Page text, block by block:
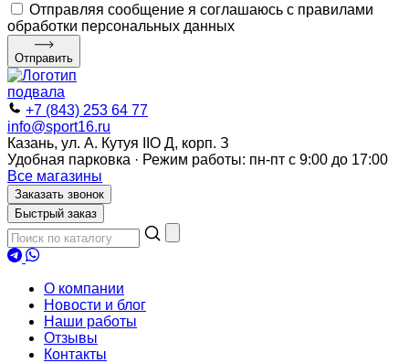
Отправляя сообщение я соглашаюсь с правилами
обработки персональных данных
Отправить
+7 (843) 253 64 77
info@sport16.ru
Казань, ул. А. Кутуя IIO Д, корп. З
Удобная парковка · Режим работы: пн-пт с 9:00 до 17:00
Все магазины
Заказать звонок
Быстрый заказ
О компании
Новости и блог
Наши работы
Отзывы
Контакты